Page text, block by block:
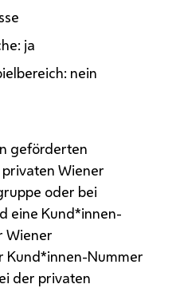
ja
nein
geförderten
Wiener
oder bei
eine Kund*innen-
Wiener
Kund*innen-Nummer
der privaten